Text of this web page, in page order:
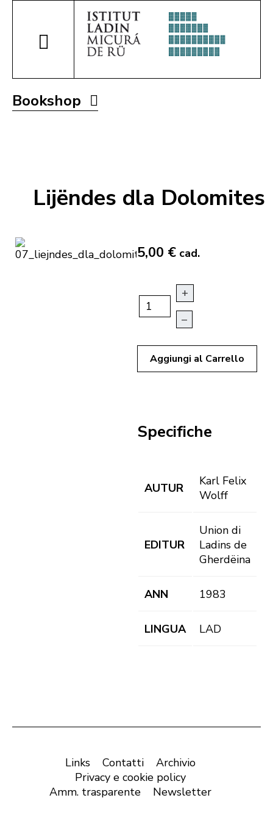
Bookshop
Lijëndes dla Dolomites
5,00 € cad.
+
–
Aggiungi al Carrello
Specifiche
AUTUR
Karl Felix
Wolff
EDITUR
Union di
Ladins de
Gherdëina
ANN 1983
LINGUA LAD
Links Contatti
Archivio
Privacy e cookie policy
Amm. trasparente
Newsletter